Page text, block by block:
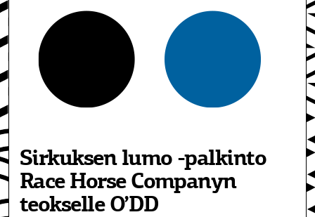
Sirkuksen lumo -palkinto
Race Horse Companyn
teokselle O’DD